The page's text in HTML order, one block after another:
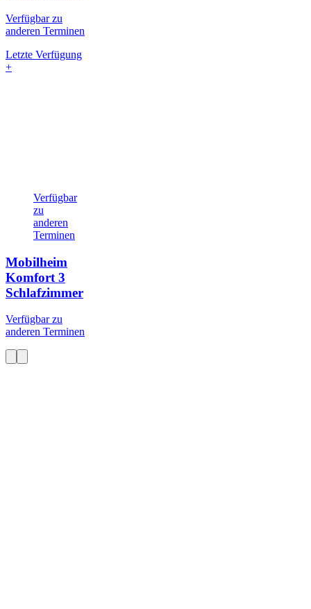
Verfügbar zu
anderen Terminen
Letzte Verfügung
+
Verfügbar
zu
anderen
Terminen
Mobilheim
Komfort 3
Schlafzimmer
Verfügbar zu
anderen Terminen